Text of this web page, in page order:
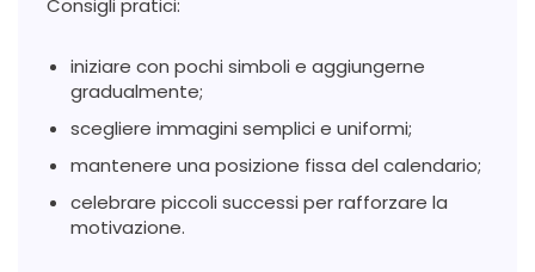
Consigli pratici:
iniziare con pochi simboli e aggiungerne
gradualmente;
scegliere immagini semplici e uniformi;
mantenere una posizione fissa del calendario;
celebrare piccoli successi per rafforzare la
motivazione.